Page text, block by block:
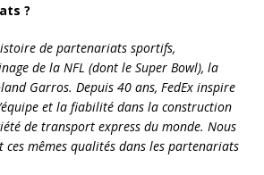
?
de partenariats sportifs,
de la NFL (dont le Super Bowl), la
Garros. Depuis 40 ans, FedEx inspire
et la fiabilité dans la construction
de transport express du monde. Nous
ces mêmes qualités dans les partenariats